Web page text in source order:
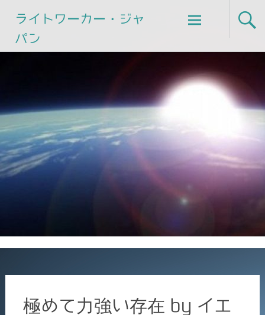
ライトワーカー・ジャ
パン
Skip
to
極めて力強い存在 by イエ